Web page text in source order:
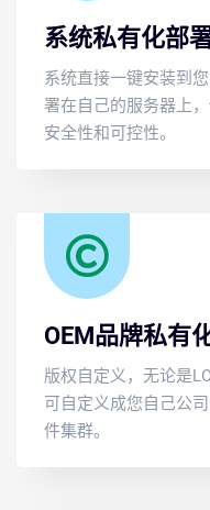
系统私有化部
系统直接一键安装到
署在自己的服务器上
安全性和可控性。
OEM品牌私有
版权自定义，无论是
可自定义成您自己公
件集群。